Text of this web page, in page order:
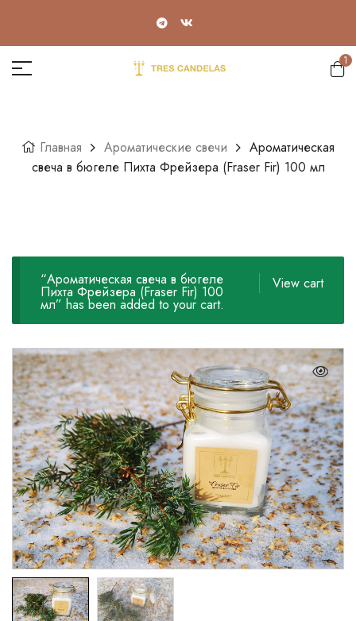
1
Главная Ароматические свечи
Ароматическая
свеча в бюгеле Пихта Фрейзера (Fraser Fir) 100 мл
View cart
“Ароматическая свеча в бюгеле
Пихта Фрейзера (Fraser Fir) 100
мл” has been added to your cart.